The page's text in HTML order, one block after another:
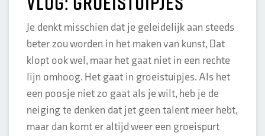
Je denkt misschien dat je geleidelijk aan steeds
beter zou worden in het maken van kunst, Dat
klopt ook wel, maar het gaat niet in een rechte
lijn omhoog. Het gaat in groeistuipjes. Als het
een poosje niet zo gaat als je wilt, heb je de
neiging te denken dat jet geen talent meer hebt,
maar dan komt er altijd weer een groeispurt